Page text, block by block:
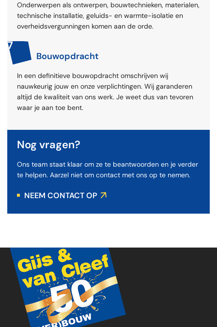
Onderwerpen als ontwerpen, bouwtechnieken, materialen,
technische installatie, geluids- en warmte-isolatie en
overheidsvergunningen komen aan de orde.
7
Bouwopdracht
In een definitieve bouwopdracht omschrijven wij
nauwkeurig jouw en onze verplichtingen. Wij garanderen
altijd de kwaliteit van ons werk. Je weet dus van tevoren
waar je aan toe bent.
Nog vragen?
Ons team staat klaar om ze te beantwoorden en je verder
te helpen. Aarzel niet om contact met ons op te nemen.
NEEM CONTACT OP